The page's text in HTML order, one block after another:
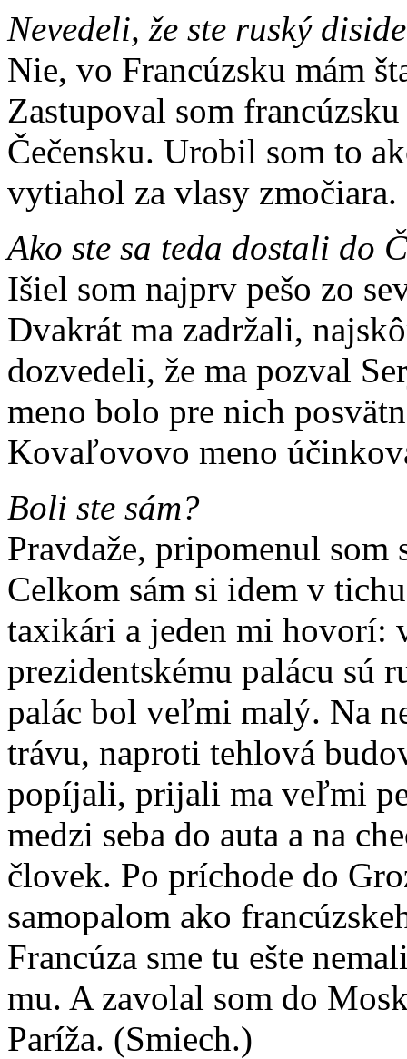
Nevedeli, že ste ruský
Nie, vo Francúzsku mám
Zastupoval som
Čečensku. Urobil som to
vytiahol za vlasy zmočiara.
Ako ste sa teda dostali do
Išiel som najprv pešo zo
Dvakrát ma zadržali,
dozvedeli, že ma pozval
meno bolo pre nich
Kovaľovovo meno
Boli ste sám?
Pravdaže, pripomenul
Celkom sám si idem v
taxikári a jeden mi hovorí:
prezidentskému palácu sú
palác bol veľmi malý. Na
trávu, naproti tehlová
popíjali, prijali ma veľmi
medzi seba do auta a na
človek. Po príchode do
samopalom ako
Francúza sme tu ešte
mu. A zavolal som do
Paríža. (Smiech.)